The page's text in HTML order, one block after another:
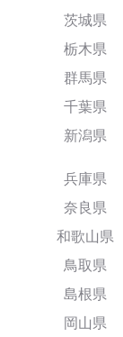
茨城県
栃木県
群馬県
千葉県
新潟県
兵庫県
奈良県
和歌山県
鳥取県
島根県
岡山県